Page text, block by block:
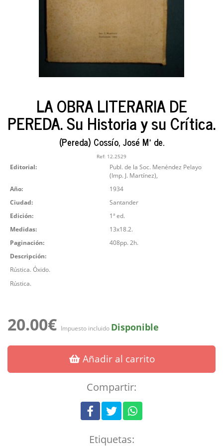
LA OBRA LITERARIA DE
PEREDA. Su Historia y su Crítica.
(Pereda) Cossío, José Mª de.
Ref: 12.2529
Editorial:
Publ. de la Soc. Menéndez Pelayo
(Imp. J. Martínez),
Año:
1934
Ciudad:
Santander
Edición:
1ª ed.
Medidas:
13x18.2.
Paginación:
408pp. 2h.
Descripción:
Rústica. Óxido.
Rústica.
20.00€ Impuesto incluido Disponible
Añadir al carrito
Compartir:
Etiquetas: